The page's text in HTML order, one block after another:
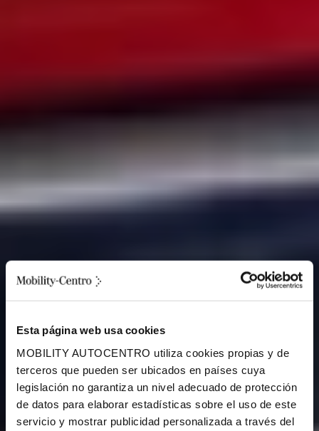
Esta página web usa cookies
MOBILITY AUTOCENTRO utiliza cookies propias y de
terceros que pueden ser ubicados en países cuya
legislación no garantiza un nivel adecuado de protección
de datos para elaborar estadísticas sobre el uso de este
servicio y mostrar publicidad personalizada a través del